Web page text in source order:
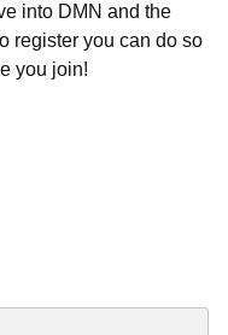
into DMN and the
register you can do so
you join!